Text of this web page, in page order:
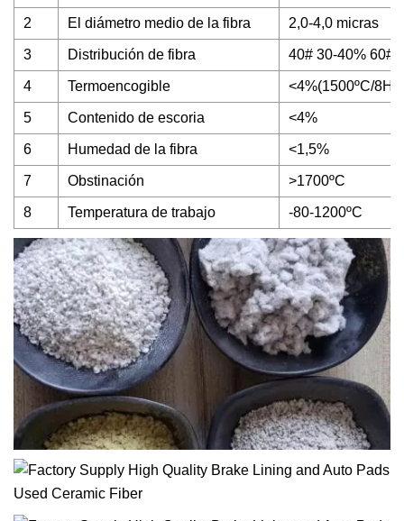
2 El diámetro medio de la fibra 2,0-4,0 micras
3 Distribución de fibra 40# 30-40% 60#
4 Termoencogible <4%(1500ºC/8H)
5 Contenido de escoria <4%
6 Humedad de la fibra <1,5%
7 Obstinación >1700ºC
8 Temperatura de trabajo -80-1200ºC